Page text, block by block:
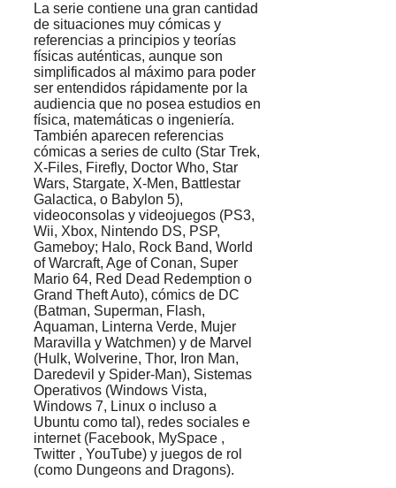
La serie contiene una gran cantidad
de situaciones muy cómicas y
referencias a principios y teorías
físicas auténticas, aunque son
simplificados al máximo para poder
ser entendidos rápidamente por la
audiencia que no posea estudios en
física, matemáticas o ingeniería.
También aparecen referencias
cómicas a series de culto (Star Trek,
X-Files, Firefly, Doctor Who, Star
Wars, Stargate, X-Men, Battlestar
Galactica, o Babylon 5),
videoconsolas y videojuegos (PS3,
Wii, Xbox, Nintendo DS, PSP,
Gameboy; Halo, Rock Band, World
of Warcraft, Age of Conan, Super
Mario 64, Red Dead Redemption o
Grand Theft Auto), cómics de DC
(Batman, Superman, Flash,
Aquaman, Linterna Verde, Mujer
Maravilla y Watchmen) y de Marvel
(Hulk, Wolverine, Thor, Iron Man,
Daredevil y Spider-Man), Sistemas
Operativos (Windows Vista,
Windows 7, Linux o incluso a
Ubuntu como tal), redes sociales e
internet (Facebook, MySpace ,
Twitter , YouTube) y juegos de rol
(como Dungeons and Dragons).